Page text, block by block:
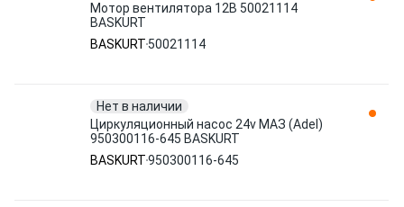
Мотор вентилятора 12В 50021114
BASKURT
BASKURT 50021114
Нет в наличии
Циркуляционный насос 24v МАЗ (Adel)
950300116-645 BASKURT
BASKURT950300116-645